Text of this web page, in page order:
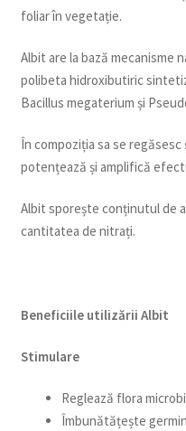
foliar în vegetație.
Albit are la bază mecanisme
polibeta hidroxibutiric
Bacillus megaterium și
În compoziția sa se
potențează și amplifică
Albit sporește conținutul de
cantitatea de nitrați.
Beneficiile utilizării Albit
Stimulare
Reglează flora
Îmbunătățește